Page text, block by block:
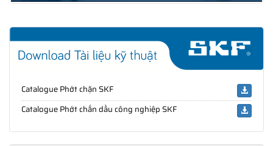
Catalogue Phớt chặn SKF
Catalogue Phớt chắn dầu công nghiệp SKF